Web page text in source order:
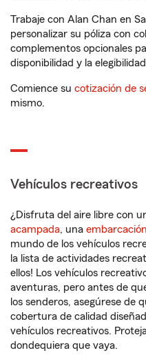
Trabaje con Alan Chan en
personalizar su póliza con
complementos opcionales
disponibilidad y la
Comience su cotización de
mismo.
Vehículos recreativos
¿Disfruta del aire libre con
acampada, una embarcación
mundo de los vehículos
la lista de actividades
ellos! Los vehículos
aventuras, pero antes de
los senderos, asegúrese de
cobertura de calidad
vehículos recreativos.
dondequiera que vaya.